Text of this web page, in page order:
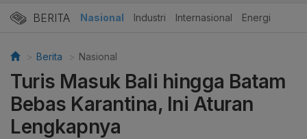
BERITA Nasional Industri Internasional Energi
Berita Nasional
Turis Masuk Bali hingga Batam
Bebas Karantina, Ini Aturan
Lengkapnya